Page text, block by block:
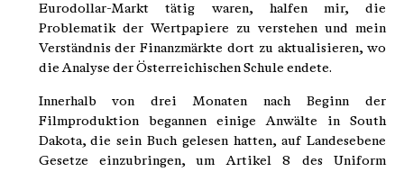
Eurodollar-Markt tätig waren, halfen mir, die
Problematik der Wertpapiere zu verstehen und mein
Verständnis der Finanzmärkte dort zu aktualisieren, wo
die Analyse der Österreichischen Schule endete.
Innerhalb von drei Monaten nach Beginn der
Filmproduktion begannen einige Anwälte in South
Dakota, die sein Buch gelesen hatten, auf Landesebene
Gesetze einzubringen, um Artikel 8 des Uniform